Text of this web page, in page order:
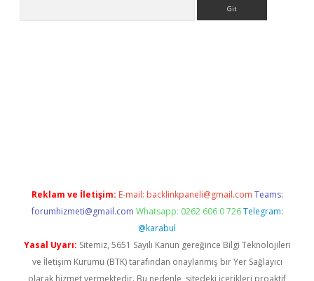
Reklam ve İletişim: E-mail: backlinkpaneli@gmail.com Teams:
forumhizmeti@gmail.com Whatsapp: 0262 606 0 726 Telegram:
@karabul
Yasal Uyarı: Sitemiz, 5651 Sayılı Kanun gereğince Bilgi Teknolojileri
ve İletişim Kurumu (BTK) tarafından onaylanmış bir Yer Sağlayıcı
olarak hizmet vermektedir. Bu nedenle, sitedeki içerikleri proaktif